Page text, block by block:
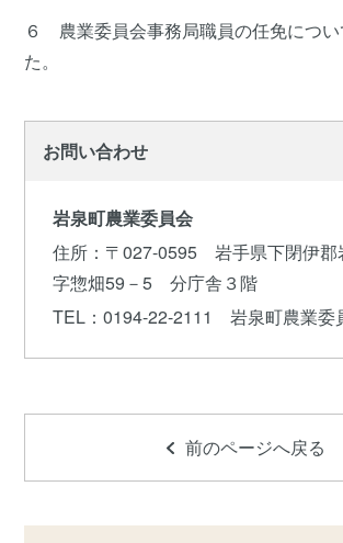
６ 農業委員会事務局職員の任免につい
た。
お問い合わせ
岩泉町農業委員会
住所 ：〒027-0595 岩手県下閉伊郡
字惣畑59－5 分庁舎３階
TEL ：0194-22-2111 岩泉町農業委
前のページへ戻る